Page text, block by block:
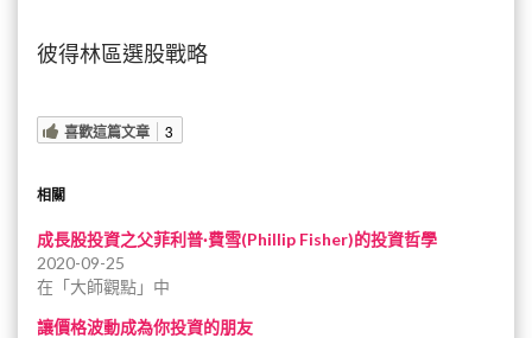
彼得林區選股戰略
喜歡這篇文章 3
相關
成長股投資之父菲利普·費雪(Phillip Fisher)的投資哲學
2020-09-25
在「大師觀點」中
讓價格波動成為你投資的朋友